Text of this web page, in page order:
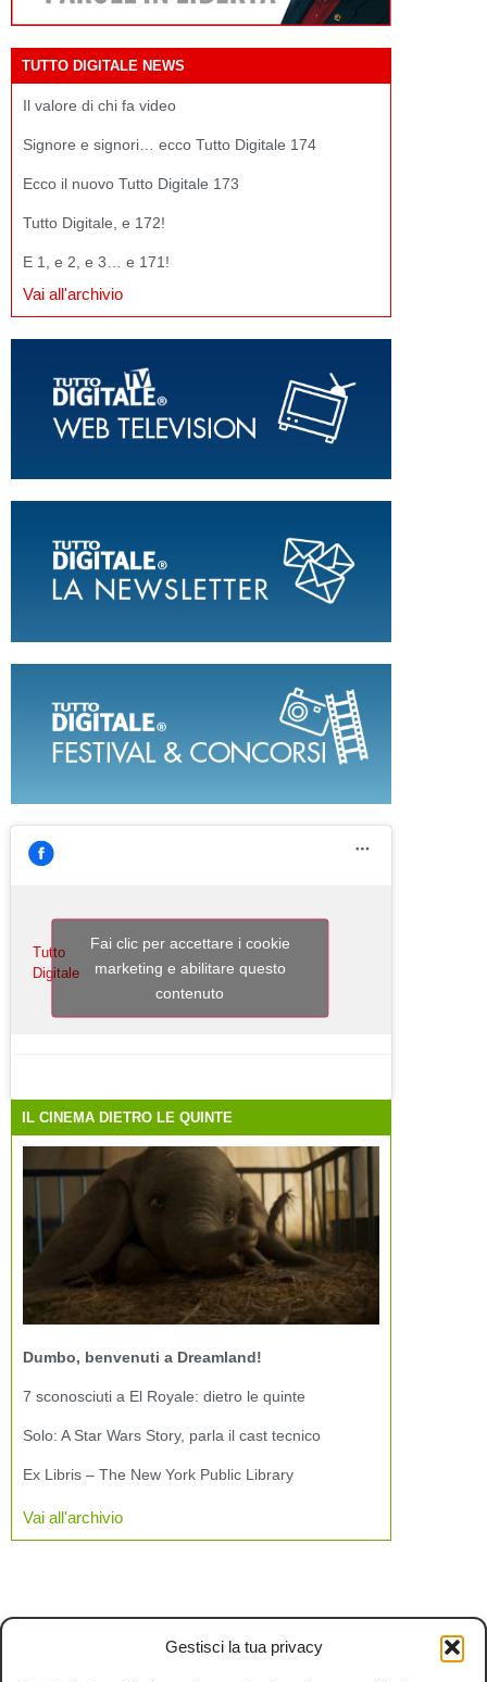
Gestisci la tua privacy
TUTTO DIGITALE NEWS
Il valore di chi fa video
Signore e signori… ecco Tutto Digitale 174
Ecco il nuovo Tutto Digitale 173
Tutto Digitale, e 172!
E 1, e 2, e 3… e 171!
Vai all'archivio
Tutto
Digitale
Fai clic per accettare i cookie
marketing e abilitare questo
contenuto
IL CINEMA DIETRO LE QUINTE
Dumbo, benvenuti a Dreamland!
7 sconosciuti a El Royale: dietro le quinte
Solo: A Star Wars Story, parla il cast tecnico
Ex Libris – The New York Public Library
Vai all'archivio